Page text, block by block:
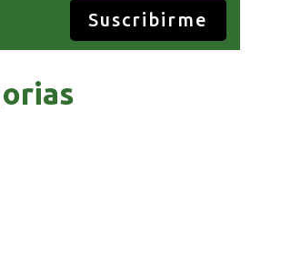
Suscribirme